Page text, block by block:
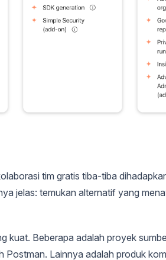
tim gratis tiba-tiba
jelas: temukan alternatif yang
kuat. Beberapa adalah proyek
Lainnya adalah produk